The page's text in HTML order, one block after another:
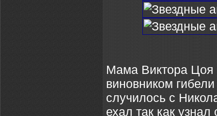
Мама Виктора Цоя
виновником
случилось с
ехал так как